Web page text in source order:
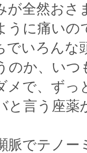
が全然おさ
うに痛いの
でいろんな
のか、い
メで、ずっ
と言う座薬
脈でテノ